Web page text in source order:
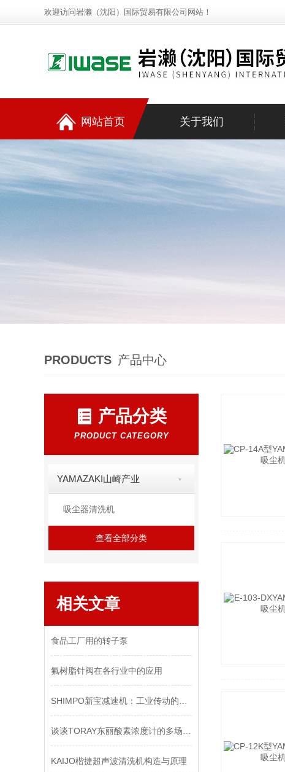
欢迎访问岩濑（沈阳）国际贸易有限公司网站！
网站首页 关于我们
PRODUCTS 产品中心
产品分类
PRODUCT CATEGORY
YAMAZAKI山崎产业
吸尘器清洗机
查看全部分类
相关文章
食品工厂用的转子泵
氟树脂针阀在各行业中的应用
KAIJO楷捷超声波清洗机构造与原理